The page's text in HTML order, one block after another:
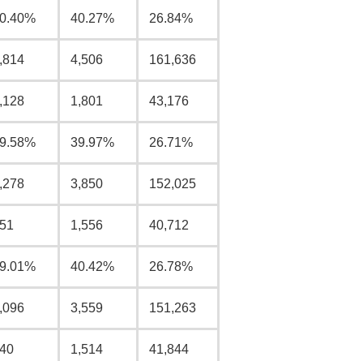
40.27% 26.84%
4,506 161,636
1,801 43,176
39.97% 26.71%
3,850 152,025
1,556 40,712
40.42% 26.78%
3,559 151,263
1,514 41,844